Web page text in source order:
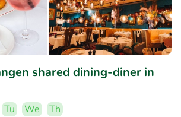
shared dining-diner in
Tu We
Th